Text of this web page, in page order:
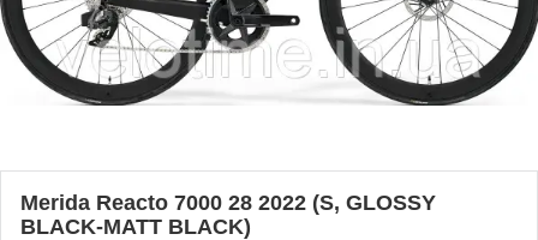
Merida Reacto 7000 28 2022 (S, GLOSSY
BLACK-MATT BLACK)